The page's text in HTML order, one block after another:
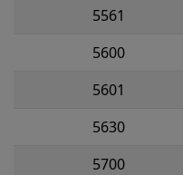
5561
5600
5601
5630
5700